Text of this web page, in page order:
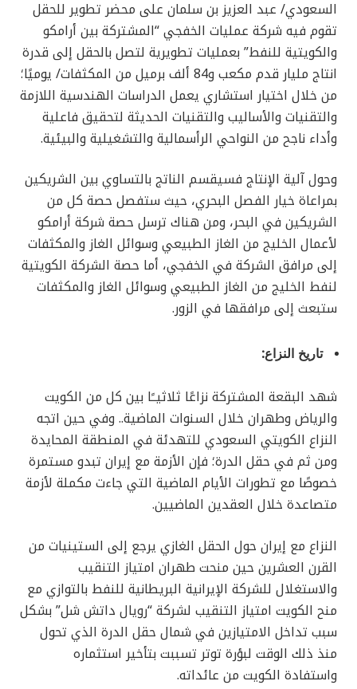
السعودي/ عبد العزيز بن سلمان على محضر تطوير للحقل
تقوم فيه شركة عمليات الخفجي “المشتركة بين أرامكو
والكويتية للنفط” بعمليات تطويرية لتصل بالحقل إلى قدرة
انتاج مليار قدم مكعب و84 ألف برميل من المكثفات/ يوميًا؛
من خلال اختيار استشاري يعمل الدراسات الهندسية اللازمة
والتقنيات والأساليب والتقنيات الحديثة لتحقيق فاعلية
وأداء ناجح من النواحي الرأسمالية والتشغيلية والبيئية.
وحول آلية الإنتاج فسيقسم الناتج بالتساوي بين الشريكين
بمراعاة خيار الفصل البحري، حيث ستفصل حصة كل من
الشريكين في البحر، ومن هناك ترسل حصة شركة أرامكو
لأعمال الخليج من الغاز الطبيعي وسوائل الغاز والمكثفات
إلى مرافق الشركة في الخفجي، أما حصة الشركة الكويتية
لنفط الخليج من الغاز الطبيعي وسوائل الغاز والمكثفات
ستبعث إلى مرافقها في الزور.
تاريخ النزاع:
شهد البقعة المشتركة نزاعًا ثلاثيــًا بين كل من الكويت
والرياض وطهران خلال السنوات الماضية.. وفي حين اتجه
النزاع الكويتي السعودي للتهدئة في المنطقة المحايدة
ومن ثم في حقل الدرة؛ فإن الأزمة مع إيران تبدو مستمرة
خصوصًا مع تطورات الأيام الماضية التي جاءت مكملة لأزمة
متصاعدة خلال العقدين الماضيين.
النزاع مع إيران حول الحقل الغازي يرجع إلى الستينيات من
القرن العشرين حين منحت طهران امتياز التنقيب
والاستغلال للشركة الإيرانية البريطانية للنفط بالتوازي مع
منح الكويت امتياز التنقيب لشركة “رويال داتش شل” بشكل
سبب تداخل الامتيازين في شمال حقل الدرة الذي تحول
منذ ذلك الوقت لبؤرة توتر تسببت بتأخير استثماره
واستفادة الكويت من عائداته.